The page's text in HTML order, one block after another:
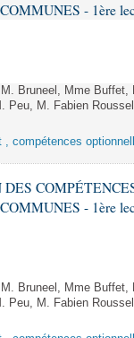
- 1ère
Bruneel, Mme
Peu, M. Fabien
compétences
- 1ère
Bruneel, Mme
Peu, M. Fabien